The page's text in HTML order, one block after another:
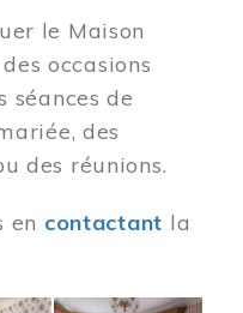
le Maison
occasions
séances de
des
des réunions.
en contactant la